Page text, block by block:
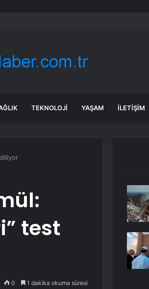
üç kent arasında ticaret ve kültür köprüsü hedefi
TEKNOLOJI YAŞAM İLETIŞIM
test
0 1 dakika okuma süresi